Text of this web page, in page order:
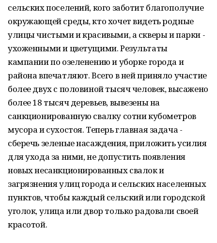
сельских поселений, кого заботит благополучие
окружающей среды, кто хочет видеть родные
улицы чистыми и красивыми, а скверы и парки -
ухоженными и цветущими. Результаты
кампании по озеленению и уборке города и
района впечатляют. Всего в ней приняло участие
более двух с половиной тысяч человек, высажено
более 18 тысяч деревьев, вывезены на
санкционированную свалку сотни кубометров
мусора и сухостоя. Теперь главная задача -
сберечь зеленые насаждения, приложить усилия
для ухода за ними, не допустить появления
новых несанкционированных свалок и
загрязнения улиц города и сельских населенных
пунктов, чтобы каждый сельский или городской
уголок, улица или двор только радовали своей
красотой.